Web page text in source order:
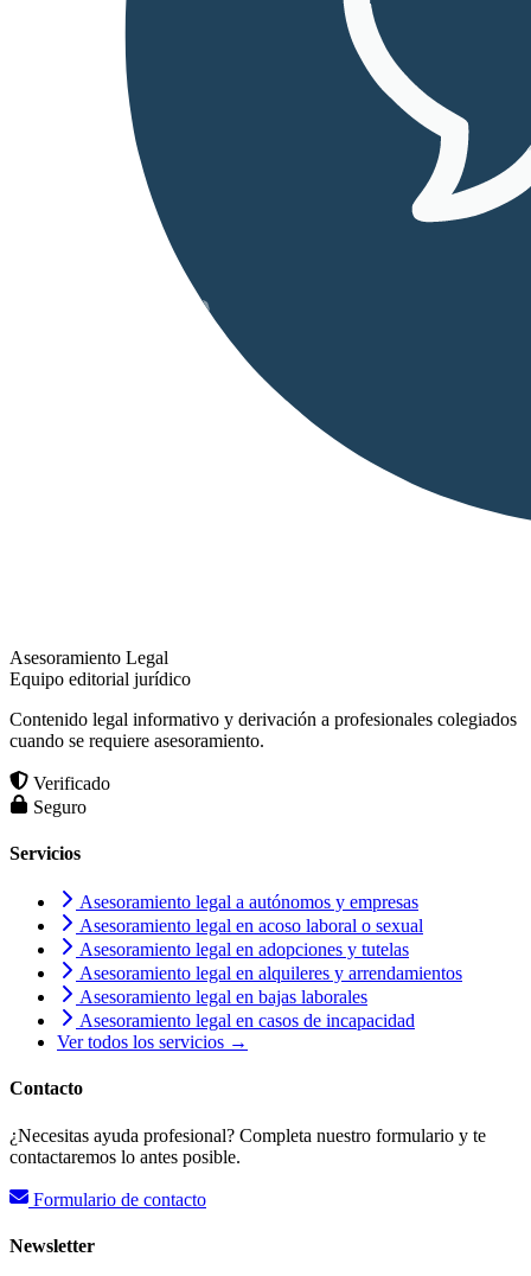
Asesoramiento Legal
Equipo editorial jurídico
Contenido legal informativo y derivación a profesionales colegiados
cuando se requiere asesoramiento.
Verificado
Seguro
Servicios
Asesoramiento legal a autónomos y empresas
Asesoramiento legal en acoso laboral o sexual
Asesoramiento legal en adopciones y tutelas
Asesoramiento legal en alquileres y arrendamientos
Asesoramiento legal en bajas laborales
Asesoramiento legal en casos de incapacidad
Ver todos los servicios →
Contacto
¿Necesitas ayuda profesional? Completa nuestro formulario y te
contactaremos lo antes posible.
Formulario de contacto
Newsletter